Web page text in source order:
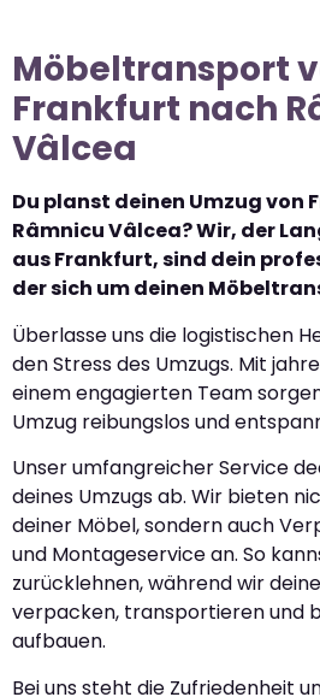
Möbeltransport
Frankfurt nach
Vâlcea
Du planst deinen Umzug von
Râmnicu Vâlcea? Wir, der
aus Frankfurt, sind dein
der sich um deinen
Überlasse uns die logistischen
den Stress des Umzugs. Mit
einem engagierten Team
Umzug reibungslos und
Unser umfangreicher Service
deines Umzugs ab. Wir bieten
deiner Möbel, sondern auch
und Montageservice an. So
zurücklehnen, während wir
verpacken, transportieren und
aufbauen.
Bei uns steht die Zufriedenheit